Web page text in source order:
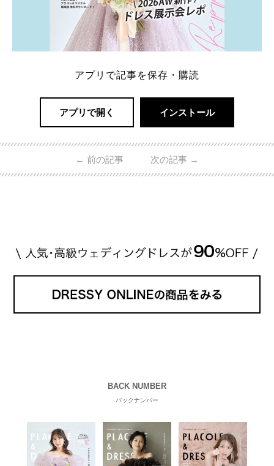
アプリで記事を保存・購読
アプリで開く インストール
← 前の記事 次の記事 →
BACK NUMBER
バックナンバー